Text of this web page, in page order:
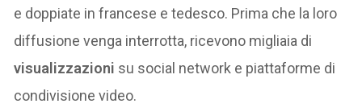
e doppiate in francese e tedesco. Prima che la loro
diffusione venga interrotta, ricevono migliaia di
visualizzazioni su social network e piattaforme di
condivisione video.